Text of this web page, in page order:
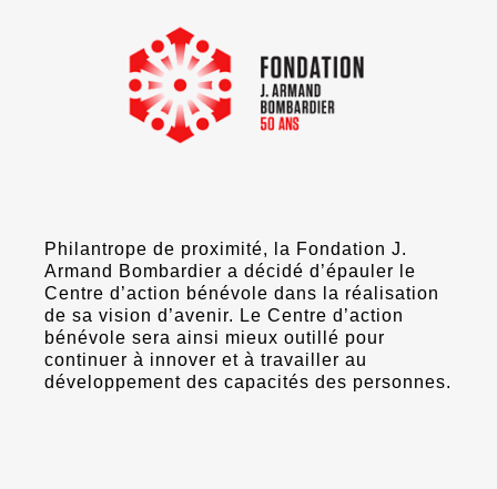
Philantrope de proximité, la Fondation J.
Armand Bombardier a décidé d’épauler le
Centre d’action bénévole dans la réalisation
de sa vision d’avenir. Le Centre d’action
bénévole sera ainsi mieux outillé pour
continuer à innover et à travailler au
développement des capacités des personnes.